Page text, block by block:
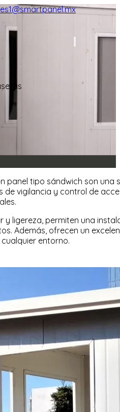
panel tipo sándwich son
de vigilancia y control de
y ligereza, permiten una
Además, ofrecen un
entorno.